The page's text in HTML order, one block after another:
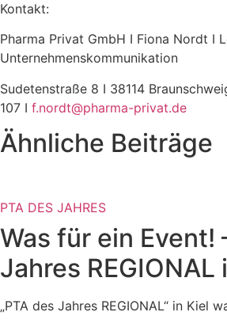
Kontakt:
Pharma Privat GmbH I Fiona Nordt I
Unternehmenskommunikation
Sudetenstraße 8 I 38114
107 I f.nordt@pharma-privat.de
Ähnliche Beiträge
PTA DES JAHRES
Was für ein Event!
Jahres REGIONAL
„PTA des Jahres REGIONAL“ in Kiel